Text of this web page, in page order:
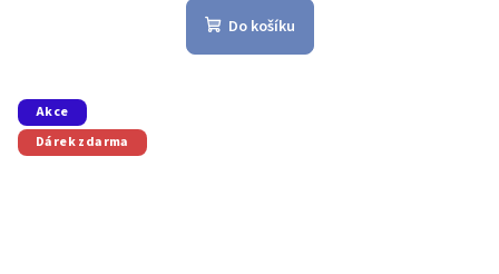
Do košíku
Akce
Dárek zdarma